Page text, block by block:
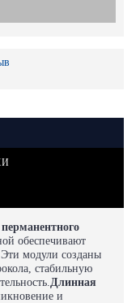
обеспечивают
Эти модули созданы
стабильную
Длинная
и